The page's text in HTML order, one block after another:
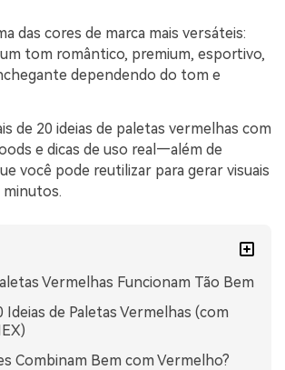
das cores de marca mais versáteis:
tom romântico, premium, esportivo,
dependendo do tom e
de 20 ideias de paletas vermelhas com
e dicas de uso real—além de
você pode reutilizar para gerar visuais
Vermelhas Funcionam Tão Bem
Ideias de Paletas Vermelhas (com
Combinam Bem com Vermelho?